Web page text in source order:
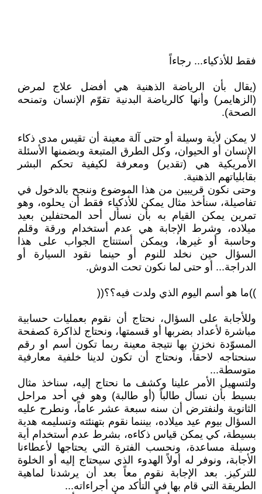
فقط للأذكياء... رجاءاً
(يقال بأن الرياضة الذهنية هي أفضل علاج لمرض
(الزهايمر) وأنها كالرياضة البدنية تقوّم الإنسان وتمنحه
الصحة).
لا يمكن لأية وسيلة أو حتى آلة معينة أن تقيس مدى ذكاء
الإنسان أو الحيوان، وكل الطرق المتبعة وبضمنها الأسئلة
الأمريكية هي (تقدير) ومعرفة لكيفية تحكم البشر
بقابلياتهم الذهنية.
وحتى نكون قريبين من هذا الموضوع وننجح بالدخول في
تفاصيلة، سنأخذ مثال يمكن للأذكياء فقط أن يحلوه، وهو
تمرين يمكن القيام به بأن نسأل أحد المحتفلين بعيد
ميلاده، وشرط الإجابة هي عدم أستخدام ورقة وقلم
وحاسبة أو غيرها، ويمكن أستنتاج الجواب على هذا
السؤال حين نخلد للنوم أو حينما نقود السيارة أو
الدراجة... أو حتى لما نكون تحت الدوش.
))ما هو أسم اليوم الذي ولدت فيه؟؟((
وللأجابة على السؤال، نحتاج أن نقوم بعمليات حسابية
مباشرة لأعداد بضربها أو قسمتها، ونحتاج لذاكرة كصفحة
المسوّدة نخزن بها نتيجة معينة ربما تكون أسم او رقم
سنحتاجه لاحقاً، ونحتاج أن تكون لدينا خلفية معارفية
متوسطة...
ولتسهيل الأمر علينا وكشف ما نحتاج إليه، سناخذ مثال
بسيط بأن نسأل طالباً (أو طالبة) وهو في أحد مراحل
الثانوية ولنفترض أن سنه سبعة عشر عاماً، ونطرح عليه
السؤال بيوم عيد ميلاده، بيننما نقوم بتهنئته وتسليمه هدية
بسيطة، كي يمكن قياس ذكاءه، بشرط عدم أستخدام أية
وسيلة مساعدة، ونحسب الفترة التي يحتاجها لأعطاءنا
الأجابة، ونوفر له أولاً الهدوء الذي سيحتاج إليه أو الخلوة
للتركيز. بعد الإجابة نقوم معاً بعد أن يرشدنا لماهية
الطريقة التي قام بها في التأكد من أجراءاته...